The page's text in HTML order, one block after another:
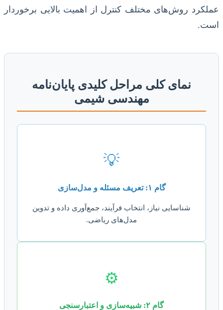
عملکرد روش‌های مختلف کنترل از اهمیت بالایی برخوردار
است.
نمای کلی مراحل کلیدی پایان‌نامه
مهندسی شیمی
💡
گام ۱: تعریف مسئله و مدل‌سازی
شناسایی نیاز، انتخاب فرآیند، جمع‌آوری داده و تدوین
مدل‌های ریاضی.
⚙️
گام ۲: شبیه‌سازی و اعتبارسنجی